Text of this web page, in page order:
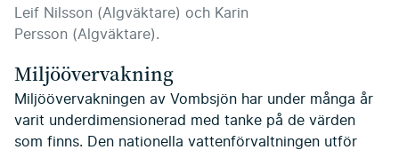
Leif Nilsson (Algväktare) och Karin
Persson (Algväktare).
Miljöövervakning
Miljöövervakningen av Vombsjön har under många år
varit underdimensionerad med tanke på de värden
som finns. Den nationella vattenförvaltningen utför